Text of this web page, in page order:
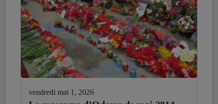
vendredi mai 1, 2026